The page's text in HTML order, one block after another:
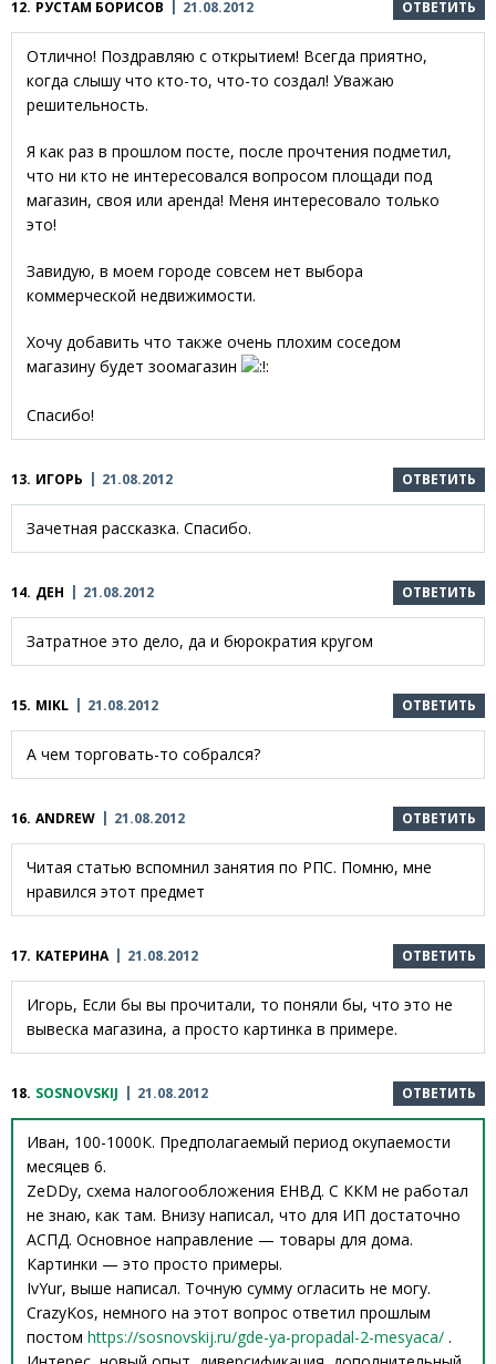
12. РУСТАМ БОРИСОВ 21.08.2012 ОТВЕТИТЬ
Отлично! Поздравляю с открытием! Всегда приятно,
когда слышу что кто-то, что-то создал! Уважаю
решительность.
Я как раз в прошлом посте, после прочтения подметил,
что ни кто не интересовался вопросом площади под
магазин, своя или аренда! Меня интересовало только
это!
Завидую, в моем городе совсем нет выбора
коммерческой недвижимости.
Хочу добавить что также очень плохим соседом
магазину будет зоомагазин
Спасибо!
13. ИГОРЬ 21.08.2012 ОТВЕТИТЬ
Зачетная рассказка. Спасибо.
14. ДЕН 21.08.2012 ОТВЕТИТЬ
Затратное это дело, да и бюрократия кругом
15. MIKL 21.08.2012 ОТВЕТИТЬ
А чем торговать-то собрался?
16. ANDREW 21.08.2012 ОТВЕТИТЬ
Читая статью вспомнил занятия по РПС. Помню, мне
нравился этот предмет
17. КАТЕРИНА 21.08.2012 ОТВЕТИТЬ
Игорь, Если бы вы прочитали, то поняли бы, что это не
вывеска магазина, а просто картинка в примере.
18. SOSNOVSKIJ 21.08.2012 ОТВЕТИТЬ
Иван, 100-1000К. Предполагаемый период окупаемости
месяцев 6.
ZeDDy, схема налогообложения ЕНВД. С ККМ не работал
не знаю, как там. Внизу написал, что для ИП достаточно
АСПД. Основное направление — товары для дома.
Картинки — это просто примеры.
IvYur, выше написал. Точную сумму огласить не могу.
CrazyKos, немного на этот вопрос ответил прошлым
постом https://sosnovskij.ru/gde-ya-propadal-2-mesyaca/ .